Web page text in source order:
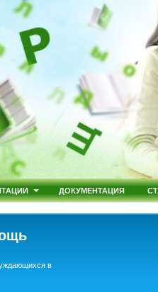
ДОКУМЕНТАЦИЯ
в